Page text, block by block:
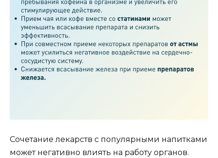
Сочетание лекарств с популярными напитками
может негативно влиять на работу органов.